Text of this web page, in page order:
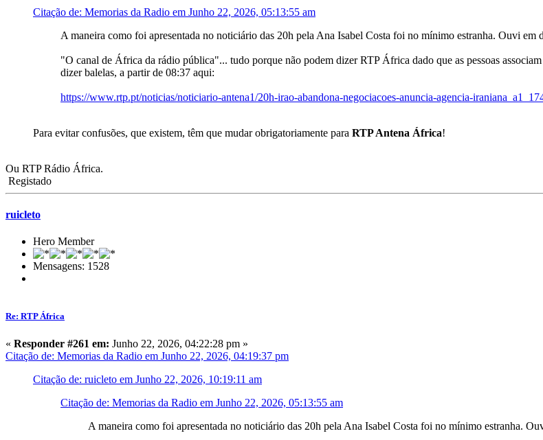
Citação de: Memorias da Radio em Junho 22, 2026, 05:13:55 am
A maneira como foi apresentada no noticiário das 20h pela Ana Isabel Costa foi no mínimo estranha. Ouvi em
"O canal de África da rádio pública"... tudo porque não podem dizer RTP África dado que as pessoas
dizer balelas, a partir de 08:37 aqui:
https://www.rtp.pt/noticias/noticiario-antena1/20h-irao-abandona-negociacoes-anuncia-agencia-
Para evitar confusões, que existem, têm que mudar obrigatoriamente para RTP Antena África!
Ou RTP Rádio África.
Registado
ruicleto
Hero Member
Mensagens: 1528
Re: RTP África
« Responder #261 em: Junho 22, 2026, 04:22:28 pm »
Citação de: Memorias da Radio em Junho 22, 2026, 04:19:37 pm
Citação de: ruicleto em Junho 22, 2026, 10:19:11 am
Citação de: Memorias da Radio em Junho 22, 2026, 05:13:55 am
A maneira como foi apresentada no noticiário das 20h pela Ana Isabel Costa foi no mínimo estranha.